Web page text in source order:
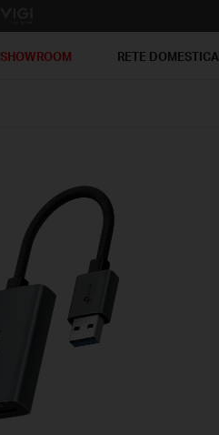
SHOWROOM RETE DOMESTICA